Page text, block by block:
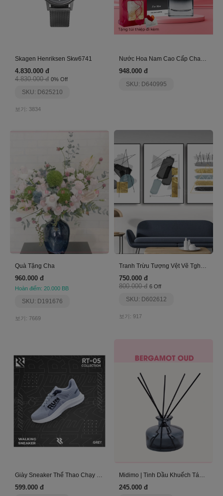
Skagen Henriksen Skw6741
4.830.000 đ
4.830.000 đ 0% Off
SKU: D625210
보기: 3834
Nước Hoa Nam Cao Cấp Charme Guility 100Ml
948.000 đ
SKU: D640995
Quà Tặng Cha
960.000 đ
Hoàn điểm: 20.000 BB
SKU: D191676
보기: 7669
Tranh Trừu Tượng Vệt Vẽ Tgh2492
750.000 đ
800.000 đ 6 Off
SKU: D602612
보기: 917
Giày Sneaker Thể Thao Chạy Bộ Run Together Rt05-X
599.000 đ
Midimo | Tinh Dầu Khuếch Tán 150Ml – Bergamot Oud
245.000 đ